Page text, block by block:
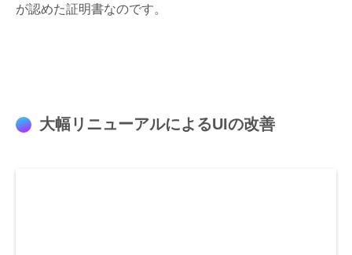
が認めた証明書なのです。
大幅リニューアルによるUIの改善